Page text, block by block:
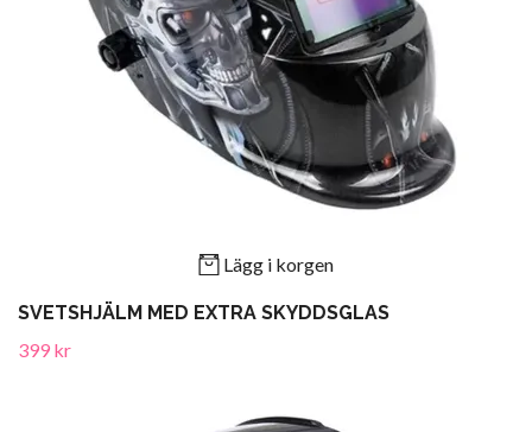
Lägg i korgen
SVETSHJÄLM MED EXTRA SKYDDSGLAS
399 kr